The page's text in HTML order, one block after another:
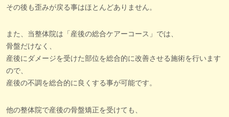
その後も歪みが戻る事はほとんどありません。
また、当整体院は「産後の総合ケアーコース」では、
骨盤だけなく、
産後にダメージを受けた部位を総合的に改善させる施術を行います
ので、
産後の不調を総合的に良くする事が可能です。
他の整体院で産後の骨盤矯正を受けても、